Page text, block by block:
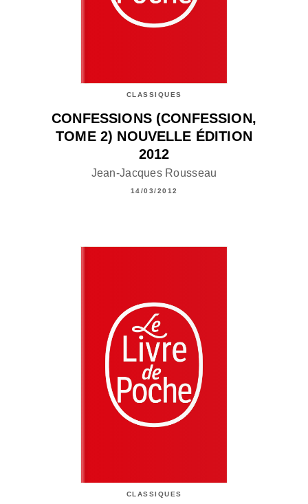
CLASSIQUES
CONFESSIONS (CONFESSION,
TOME 2) NOUVELLE ÉDITION
2012
Jean-Jacques Rousseau
14/03/2012
CLASSIQUES